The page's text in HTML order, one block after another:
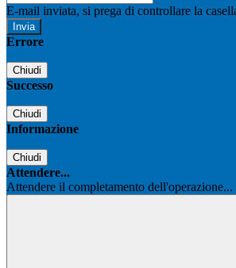
E-mail inviata, si prega di controllare la
Errore
Chiudi
Successo
Chiudi
Informazione
Chiudi
Attendere...
Attendere il completamento dell'operazione...